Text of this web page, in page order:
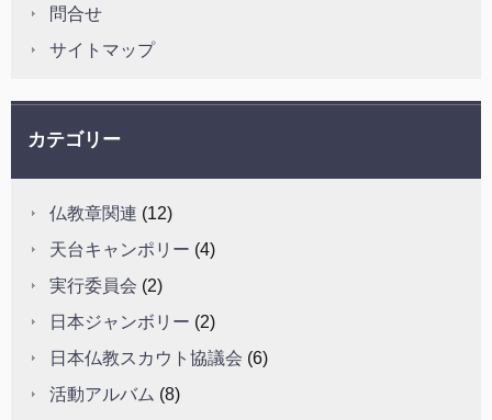
問合せ
サイトマップ
カテゴリー
仏教章関連 (12)
天台キャンポリー (4)
実行委員会 (2)
日本ジャンボリー (2)
日本仏教スカウト協議会 (6)
活動アルバム (8)